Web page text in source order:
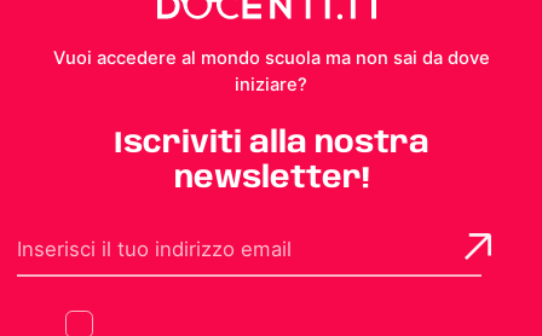
Vuoi accedere al mondo scuola ma non sai da dove
iniziare?
Iscriviti alla nostra
newsletter!